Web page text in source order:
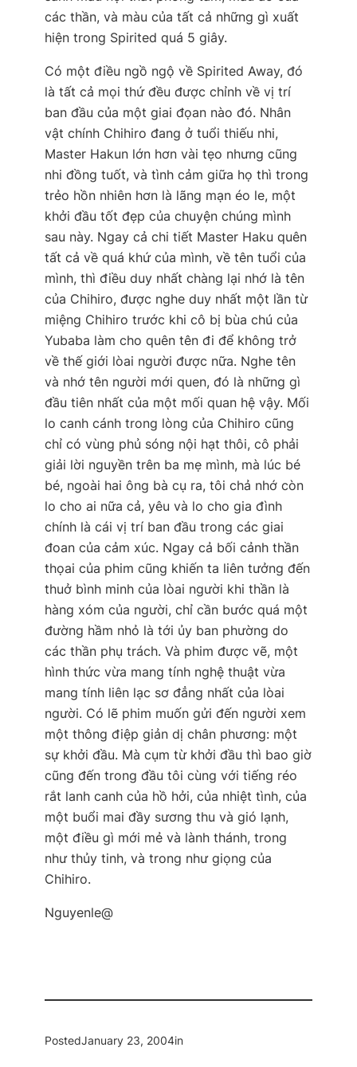
các thần, và màu của tất cả những gì xuất
hiện trong Spirited quá 5 giây.
Có một điều ngồ ngộ về Spirited Away, đó
là tất cả mọi thứ đều được chỉnh về vị trí
ban đầu của một giai đọan nào đó. Nhân
vật chính Chihiro đang ở tuổi thiếu nhi,
Master Hakun lớn hơn vài tẹo nhưng cũng
nhi đồng tuốt, và tình cảm giữa họ thì trong
trẻo hồn nhiên hơn là lãng mạn éo le, một
khởi đầu tốt đẹp của chuyện chúng mình
sau này. Ngay cả chi tiết Master Haku quên
tất cả về quá khứ của mình, về tên tuổi của
mình, thì điều duy nhất chàng lại nhớ là tên
của Chihiro, được nghe duy nhất một lần từ
miệng Chihiro trước khi cô bị bùa chú của
Yubaba làm cho quên tên đi để không trở
về thế giới lòai người được nữa. Nghe tên
và nhớ tên người mới quen, đó là những gì
đầu tiên nhất của một mối quan hệ vậy. Mối
lo canh cánh trong lòng của Chihiro cũng
chỉ có vùng phủ sóng nội hạt thôi, cô phải
giải lời nguyền trên ba mẹ mình, mà lúc bé
bé, ngoài hai ông bà cụ ra, tôi chả nhớ còn
lo cho ai nữa cả, yêu và lo cho gia đình
chính là cái vị trí ban đầu trong các giai
đoan của cảm xúc. Ngay cả bối cảnh thần
thọai của phim cũng khiến ta liên tưởng đến
thuở bình minh của lòai người khi thần là
hàng xóm của người, chỉ cần bước quá một
đường hầm nhỏ là tới ủy ban phường do
các thần phụ trách. Và phim được vẽ, một
hình thức vừa mang tính nghệ thuật vừa
mang tính liên lạc sơ đẳng nhất của lòai
người. Có lẽ phim muốn gửi đến người xem
một thông điệp giản dị chân phương: một
sự khởi đầu. Mà cụm từ khởi đầu thì bao giờ
cũng đến trong đầu tôi cùng với tiếng réo
rắt lanh canh của hồ hởi, của nhiệt tình, của
một buổi mai đầy sương thu và gió lạnh,
một điều gì mới mẻ và lành thánh, trong
như thủy tinh, và trong như giọng của
Chihiro.
Nguyenle@
PostedJanuary 23, 2004in